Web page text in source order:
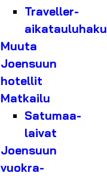
Traveller-
aikatauluhaku
Muuta
Joensuun
hotellit
Matkailu
Satumaa-
laivat
Joensuun
vuokra-